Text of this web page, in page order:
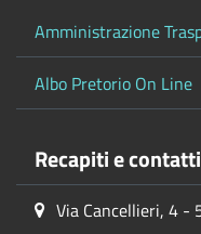
Amministrazione
Albo Pretorio On Line
Recapiti e contatti
Via Cancellieri, 4 -